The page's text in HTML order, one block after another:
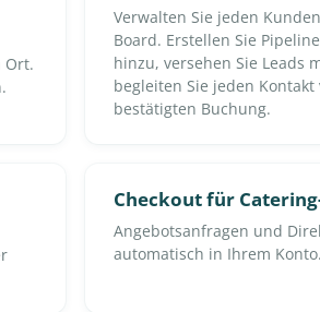
Ort.
Verwalten Sie jeden
Board. Erstellen Sie
hinzu, versehen Sie Leads
begleiten Sie jeden
bestätigten Buchung.
Checkout für
Angebotsanfragen und
automatisch in Ihrem Konto.